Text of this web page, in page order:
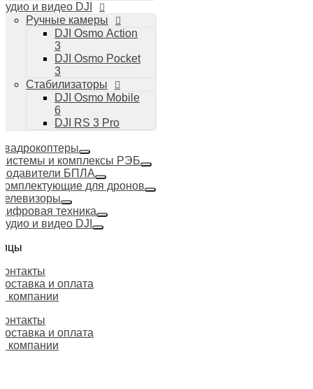
и видео DJI
Ручные камеры
DJI Osmo Action
3
DJI Osmo Pocket
3
Стабилизаторы
DJI Osmo Mobile
6
DJI RS 3 Pro
и комплексы РЭБ
БПЛА
для дронов
техника
и видео DJI
и оплата
компании
и оплата
компании